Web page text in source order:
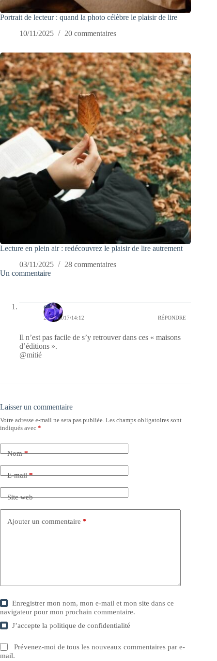
Portrait de lecteur : quand la photo célèbre le plaisir de lire
10/11/2025
20 commentaires
Lecture en plein air : redécouvrez le plaisir de lire autrement
03/11/2025
28 commentaires
Un commentaire
covix
28/03/2017/14:12 RÉPONDRE
Il n’est pas facile de s’y retrouver dans ces « maisons
d’éditions ».
@mitié
Laisser un commentaire
Votre adresse e-mail ne sera pas publiée. Les champs obligatoires sont
indiqués avec *
Nom*
E-mail*
Site web
Ajouter un commentaire *
Enregistrer mon nom, mon e-mail et mon site dans ce
navigateur pour mon prochain commentaire.
J’accepte lapolitique de confidentialité
Prévenez-moi de tous les nouveaux commentaires par e-
mail.